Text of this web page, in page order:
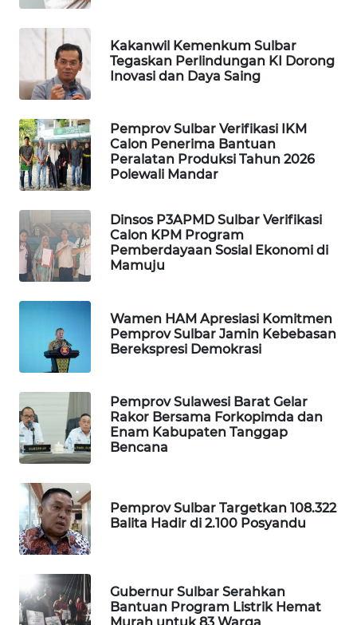
Kakanwil Kemenkum Sulbar
Tegaskan Perlindungan KI Dorong
Inovasi dan Daya Saing
Pemprov Sulbar Verifikasi IKM
Calon Penerima Bantuan
Peralatan Produksi Tahun 2026
Polewali Mandar
Dinsos P3APMD Sulbar Verifikasi
Calon KPM Program
Pemberdayaan Sosial Ekonomi di
Mamuju
Wamen HAM Apresiasi Komitmen
Pemprov Sulbar Jamin Kebebasan
Berekspresi Demokrasi
Pemprov Sulawesi Barat Gelar
Rakor Bersama Forkopimda dan
Enam Kabupaten Tanggap
Bencana
Pemprov Sulbar Targetkan 108.322
Balita Hadir di 2.100 Posyandu
Gubernur Sulbar Serahkan
Bantuan Program Listrik Hemat
Murah untuk 83 Warga
WAHANA
UMKM
WAHANA
SELEB
WAHANA
PERSONA
WAHANA
WAHANA
HEALTH
WAHANA
WISATA
WAHANA
Wahana
Network
KONSUMEN
LISTRIK
MASYARAKAT
WALINKI